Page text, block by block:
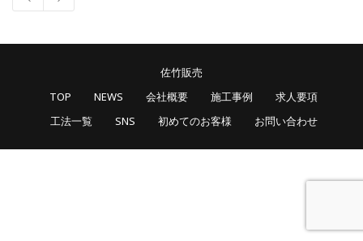
佐竹販売
TOP
NEWS 会社概要 施工事例
求人要項
工法一覧
SNS 初めてのお客様 お問い合わせ